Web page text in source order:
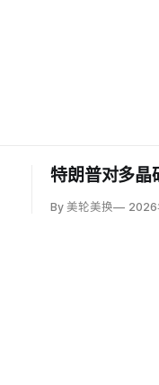
特朗普对多晶
By 美轮美换 2026